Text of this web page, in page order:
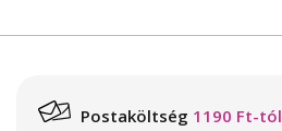
Postaköltség 1190 Ft-tól